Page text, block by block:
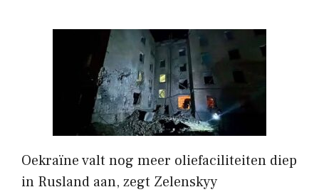
Oekraïne valt nog meer oliefaciliteiten diep
in Rusland aan, zegt Zelenskyy